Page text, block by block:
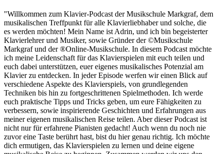
"Willkommen zum Klavier-Podcast der Musikschule Markgraf, dem
musikalischen Treffpunkt für alle Klavierliebhaber und solche, die
es werden möchten! Mein Name ist Adrin, und ich bin begeisterter
Klavierlehrer und Musiker, sowie Gründer der ©Musikschule
Markgraf und der ®Online-Musikschule. In diesem Podcast möchte
ich meine Leidenschaft für das Klavierspielen mit euch teilen und
euch dabei unterstützen, euer eigenes musikalisches Potenzial am
Klavier zu entdecken. In jeder Episode werfen wir einen Blick auf
verschiedene Aspekte des Klavierspiels, von grundlegenden
Techniken bis hin zu fortgeschrittenen Spielmethoden. Ich werde
euch praktische Tipps und Tricks geben, um eure Fähigkeiten zu
verbessern, sowie inspirierende Geschichten und Erfahrungen aus
meiner eigenen musikalischen Reise teilen. Aber dieser Podcast ist
nicht nur für erfahrene Pianisten gedacht! Auch wenn du noch nie
zuvor eine Taste berührt hast, bist du hier genau richtig. Ich möchte
dich ermutigen, das Klavierspielen zu lernen und deine eigene